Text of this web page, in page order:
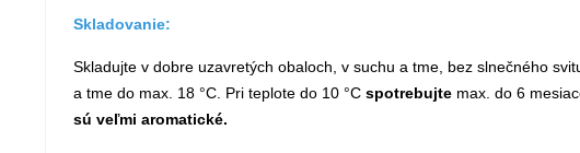
Skladovanie:
Skladujte v dobre uzavretých obaloch, v suchu a tme, bez slnečného
a tme do max. 18 °C. Pri teplote do 10 °C spotrebujte max. do 6
sú veľmi aromatické.